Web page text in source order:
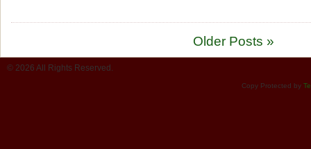
Older Posts »
© 2026 All Rights Reserved.
Copy Protected by